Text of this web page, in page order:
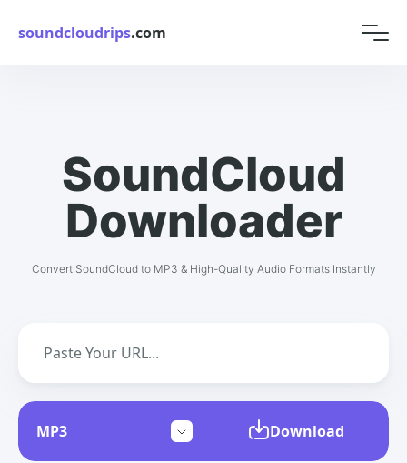
soundcloudrips.com
SoundCloud
Downloader
Convert SoundCloud to MP3 & High-Quality Audio Formats Instantly
Download